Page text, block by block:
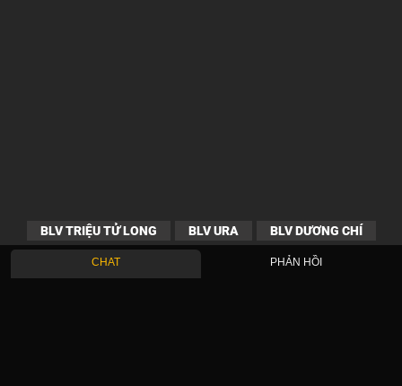
BLV TRIỆU TỬ LONG BLV URA BLV DƯƠNG CHÍ
CHAT PHẢN HỒI